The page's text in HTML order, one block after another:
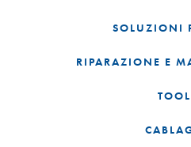
SOLUZIONI
RIPARAZIONE E